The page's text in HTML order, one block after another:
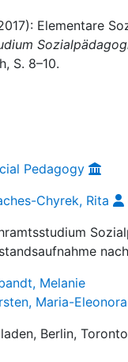
Elementare
S. 8–10.
Pedagogy
Chyrek, Rita
Melanie
Maria-Eleonora
Berlin,